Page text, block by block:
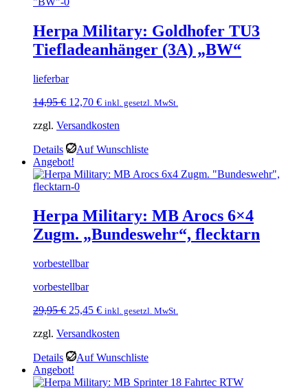
Herpa Military: Goldhofer TU3
Tiefladeanhänger (3A) „BW“
lieferbar
14,95€ Ursprünglicher
war:
12,70 €Aktueller
ist:
inkl. gesetzl. MwSt.
zzgl. Versandkosten
Details
Auf Wunschliste
Angebot!
Herpa Military: MB Arocs 6×4
Zugm. „Bundeswehr“, flecktarn
vorbestellbar
vorbestellbar
29,95€ Ursprünglicher
war:
25,45 €Aktueller
ist:
inkl. gesetzl. MwSt.
zzgl. Versandkosten
Details
Auf Wunschliste
Angebot!